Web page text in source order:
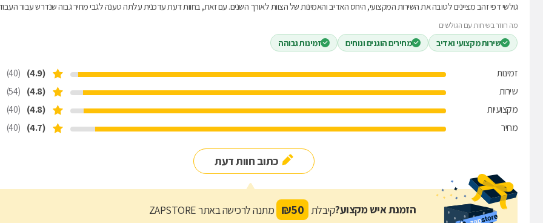
גולשי דפי זהב מציינים לטובה את השירות המקצועי, היחס האדיב והאמינות של הצוות לאורך השנים. עם זאת, בחוות דעת עדכנית עלתה טענה לגבי מחיר גבוה שנדרש עבור
מה חוזר בשיחות עם הגולשים
שירות מקצועי ואדיב מחירים הוגנים ונוחים זמינות גבוהה
זמינות (4.9)
(40)
שירות
(4.8)
(54)
מקצועיות
(4.8)
(40)
מחיר
(4.7)
(40)
כתוב חוות דעת
הזמנת איש מקצוע?קיבלת 50
₪ מתנה לרכישה באתר ZAPSTORE